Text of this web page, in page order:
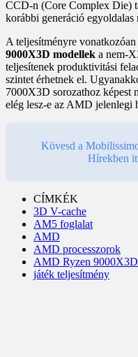
CCD-n (Core Complex Die)
korábbi generáció egyoldalas
A teljesítményre
9000X3D modellek a nem-
teljesítenek produktivitási
szintet érhetnek el.
7000X3D sorozathoz képest
elég lesz-e az AMD jelenlegi
Kövesd a
Hírekben
CÍMKÉK
3D V-cache
AM5 foglalat
AMD
AMD processzorok
AMD Ryzen 9000X3D
játék teljesítmény